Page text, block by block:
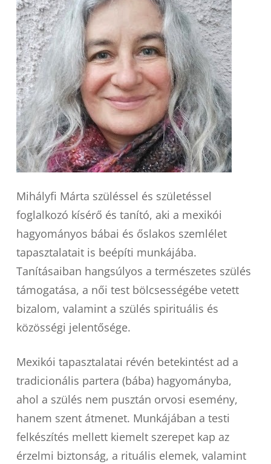
Mihályfi Márta szüléssel és születéssel
foglalkozó kísérő és tanító, aki a mexikói
hagyományos bábai és őslakos szemlélet
tapasztalatait is beépíti munkájába.
Tanításaiban hangsúlyos a természetes szülés
támogatása, a női test bölcsességébe vetett
bizalom, valamint a szülés spirituális és
közösségi jelentősége.
Mexikói tapasztalatai révén betekintést ad a
tradicionális partera (bába) hagyományba,
ahol a szülés nem pusztán orvosi esemény,
hanem szent átmenet. Munkájában a testi
felkészítés mellett kiemelt szerepet kap az
érzelmi biztonság, a rituális elemek, valamint